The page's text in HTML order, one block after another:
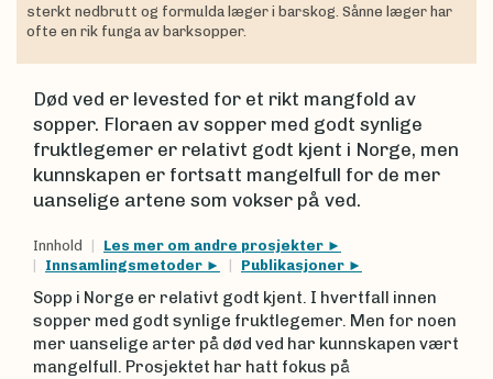
sterkt nedbrutt og formulda læger i barskog. Sånne læger har
ofte en rik funga av barksopper.
Død ved er levested for et rikt mangfold av
sopper. Floraen av sopper med godt synlige
fruktlegemer er relativt godt kjent i Norge, men
kunnskapen er fortsatt mangelfull for de mer
uanselige artene som vokser på ved.
Innhold
Les mer om andre prosjekter
Innsamlingsmetoder
Publikasjoner
Sopp i Norge er relativt godt kjent. I hvertfall innen
sopper med godt synlige fruktlegemer. Men for noen
mer uanselige arter på død ved har kunnskapen vært
mangelfull. Prosjektet har hatt fokus på